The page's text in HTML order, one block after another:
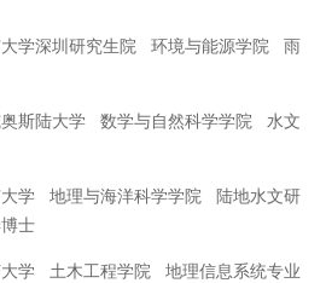
学深圳研究生院 环境与能源学院
雨
斯陆大学 数学与自然科学学院
水文
学 地理与海洋科学学院
陆地水文研
士
学 土木工程学院
地理信息系统专业